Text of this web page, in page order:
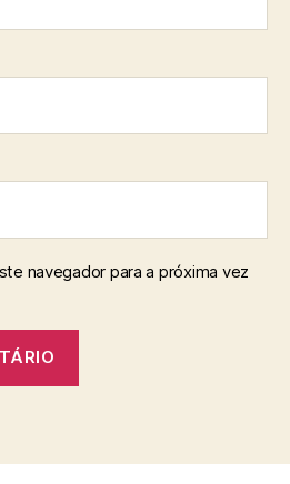
navegador para a próxima vez